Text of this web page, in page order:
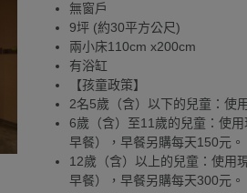
無窗戶
9坪 (約30平方公尺)
兩小床110cm x200cm
有浴缸
【孩童政策】
2名5歲（含）以下的兒童：使
6歲（含）至11歲的兒童：使
早餐），早餐另購每天150元。
12歲（含）以上的兒童：使用
早餐），早餐另購每天300元。